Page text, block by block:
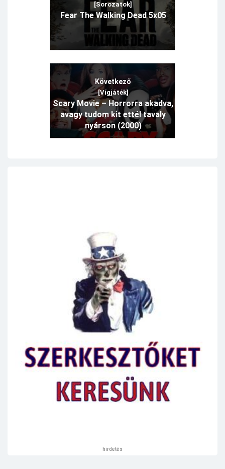
[Sorozatok]
Fear The Walking Dead 5x05
Következő
[Vígjáték]
Scary Movie – Horrorra akadva,
avagy tudom kit ettél tavaly
nyárson (2000)
hirdetés